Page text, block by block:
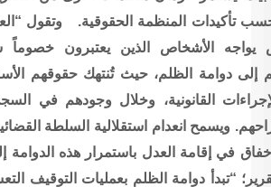
تأكيدات المنظمة الحقوقية. وتقول
الأشخاص الذين يعتبرون خصوماً
إلى دوامة الظلم، حيث تُنتهك حقوقهم
القانونية، وخلال وجودهم في
ويسمح انعدام استقلالية السلطة
في إقامة العدل باستمرار هذه الدوامة
“تبدأ دوامة الظلم بعمليات التوقيف